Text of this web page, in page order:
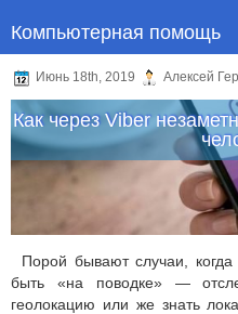
Компьютерная помощь
Июнь 18th, 2019 Алексей
Как через Viber
Порой бывают случаи,
быть «на поводке» —
геолокацию или же знать